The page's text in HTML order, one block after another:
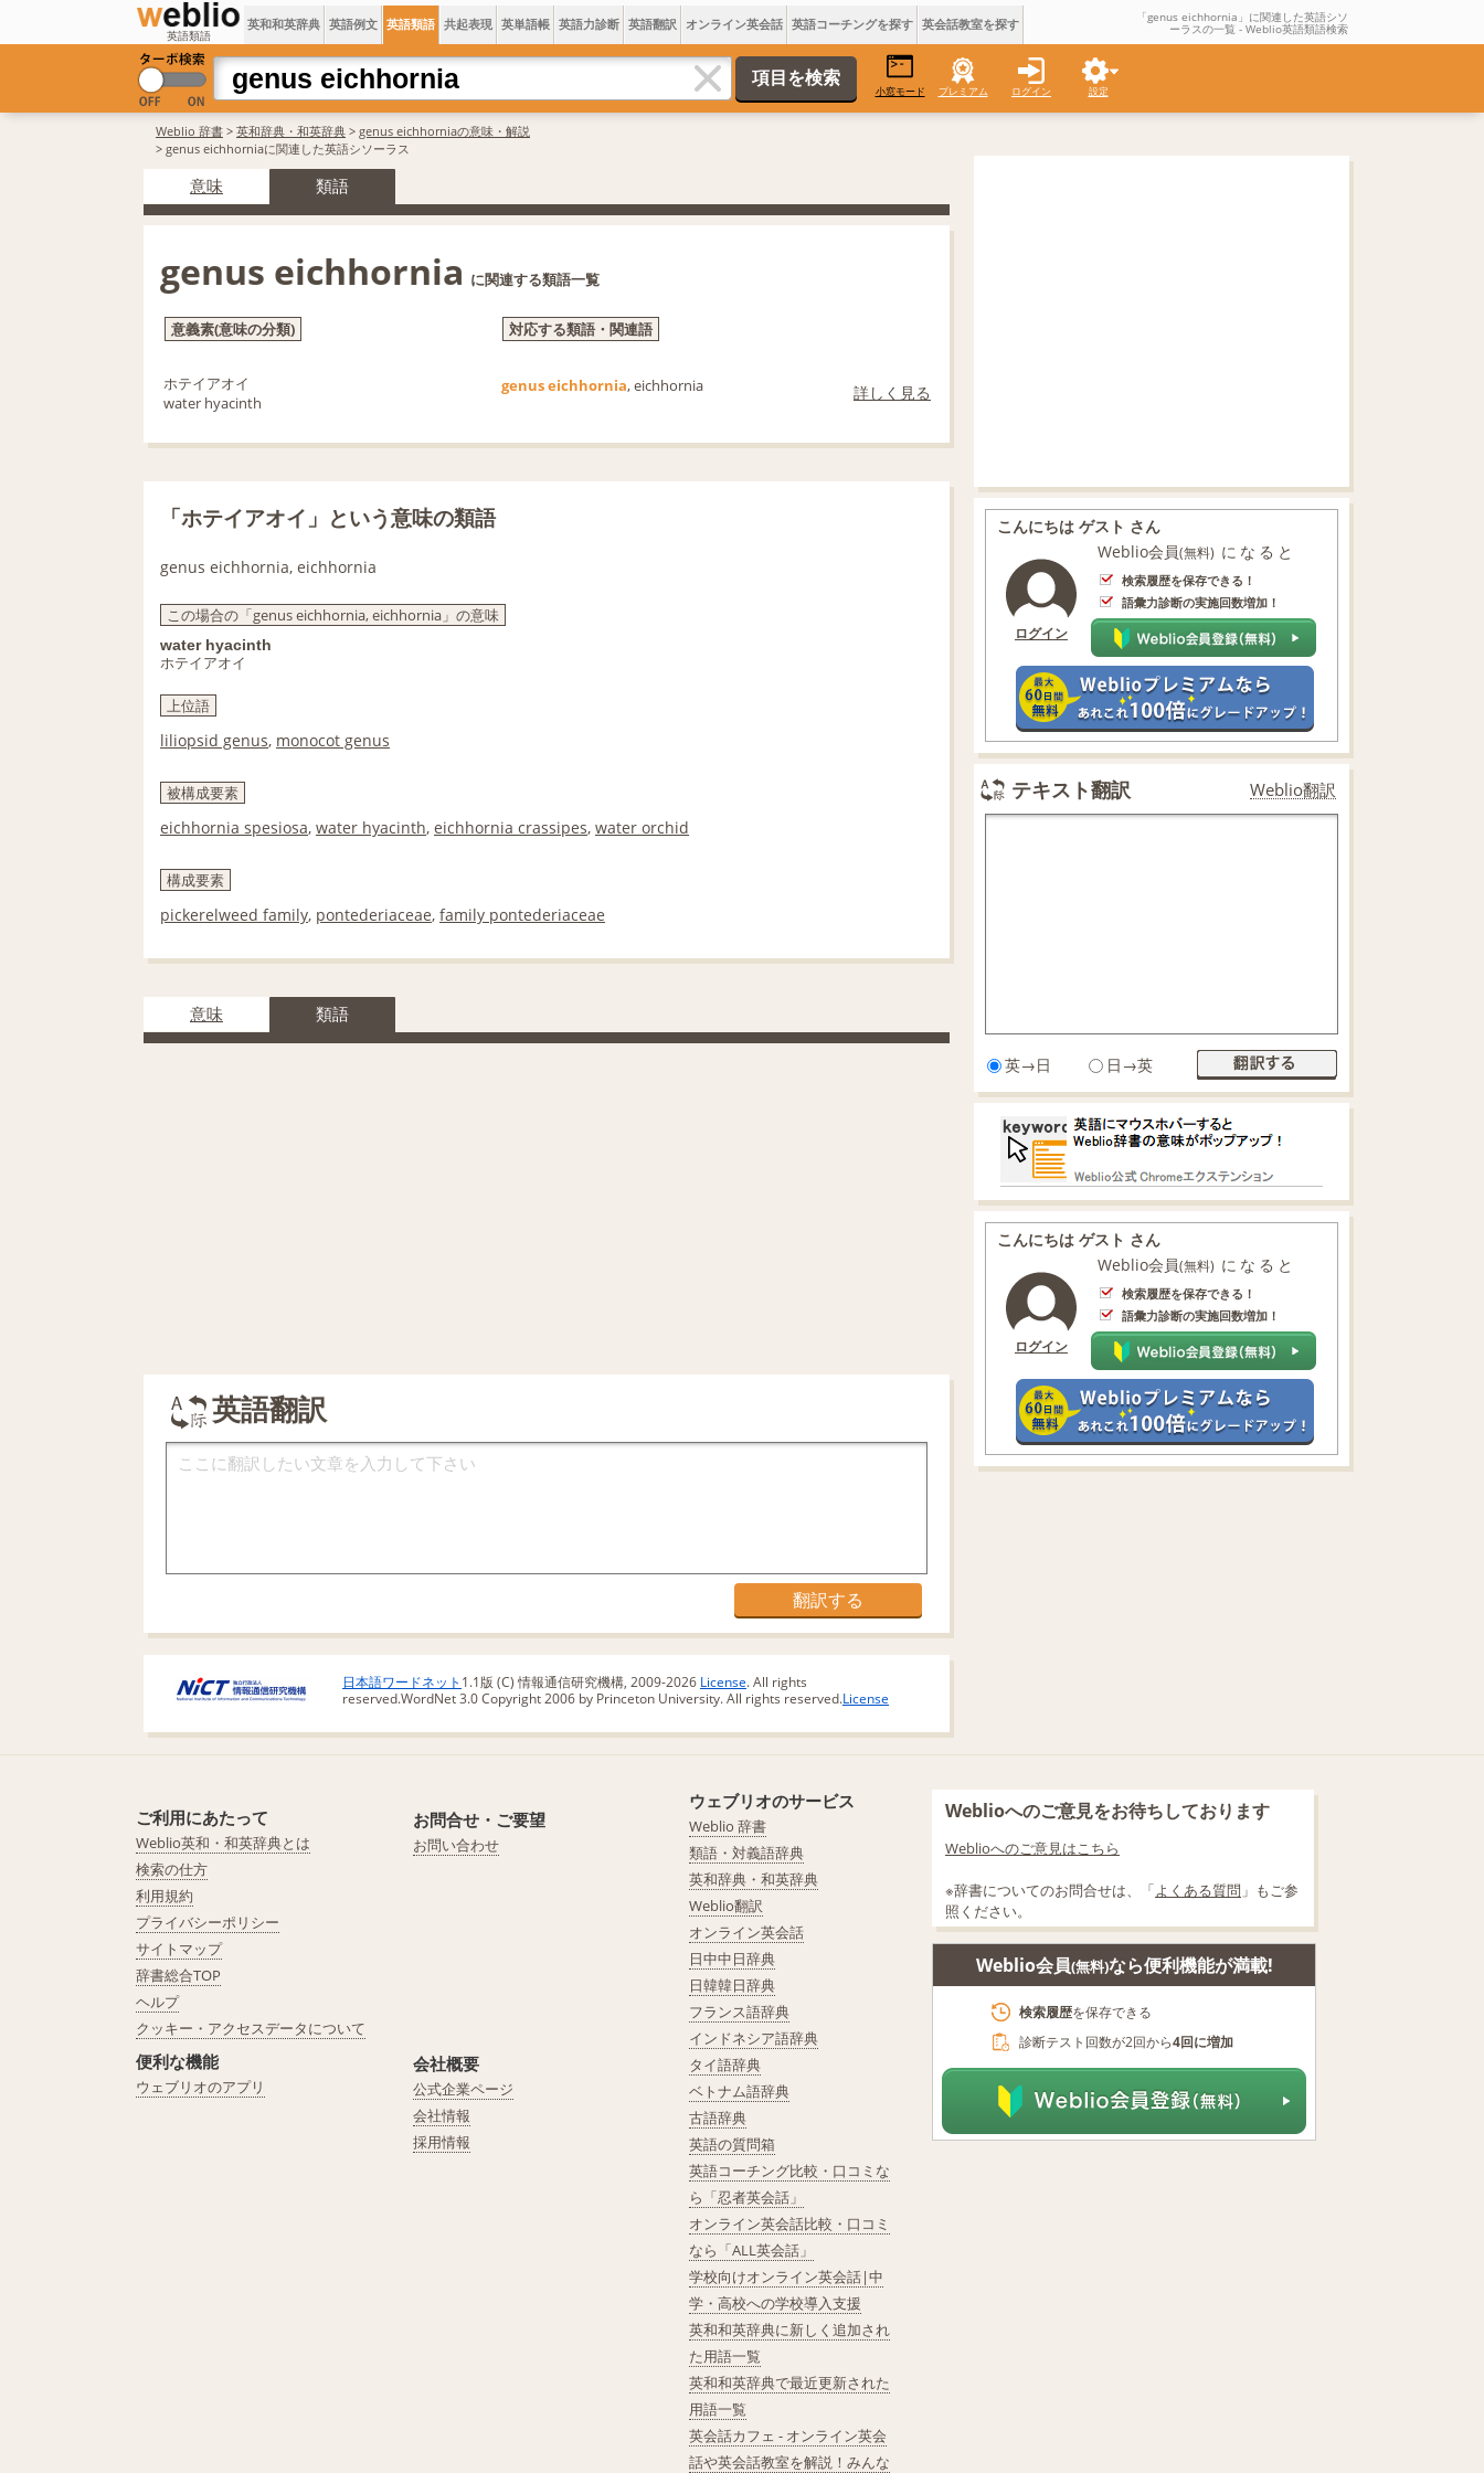
英語類語
英和和英辞典 英語例文 英語類語 共起表現 英単語帳 英語力診断 英語翻訳 オンライン英会話 英語コーチングを探す 英会話教室を探す 「genus eichhornia」に関連した英語シソ
ーラスの一覧 - Weblio英語類語検索
小窓モード プレミアム ログイン 設定
Weblio 辞書 > 英和辞典・和英辞典 > genus eichhorniaの意味・解説
> genus eichhorniaに関連した英語シソーラス
意味 類語
genus eichhornia に関連する類語一覧
意義素(意味の分類) 対応する類語・関連語
ホテイアオイ
water hyacinth
genus eichhornia, eichhornia 詳しく見る
「ホテイアオイ」という意味の類語
genus eichhornia, eichhornia
この場合の「genus eichhornia, eichhornia」の意味
water hyacinth
ホテイアオイ
上位語
liliopsid genus, monocot genus
被構成要素
eichhornia spesiosa, water hyacinth, eichhornia crassipes, water orchid
構成要素
pickerelweed family, pontederiaceae, family pontederiaceae
意味 類語
英語翻訳
日本語ワードネット 1.1版 (C) 情報通信研究機構, 2009-2026 License. All rights
reserved.WordNet 3.0 Copyright 2006 by Princeton University. All rights reserved.License
こんにちは ゲスト さん
ログイン
Weblio会員(無料) になると
検索履歴を保存できる！
語彙力診断の実施回数増加！
テキスト翻訳 Weblio翻訳
英→日 日→英
こんにちは ゲスト さん
ログイン
Weblio会員(無料) になると
検索履歴を保存できる！
語彙力診断の実施回数増加！
ご利用にあたって
Weblio英和・和英辞典とは
検索の仕方
利用規約
プライバシーポリシー
サイトマップ
辞書総合TOP
ヘルプ
クッキー・アクセスデータについて
便利な機能
ウェブリオのアプリ
お問合せ・ご要望
お問い合わせ
会社概要
公式企業ページ
会社情報
採用情報
ウェブリオのサービス
Weblio 辞書
類語・対義語辞典
英和辞典・和英辞典
Weblio翻訳
オンライン英会話
日中中日辞典
日韓韓日辞典
フランス語辞典
インドネシア語辞典
タイ語辞典
ベトナム語辞典
古語辞典
英語の質問箱
英語コーチング比較・口コミな
ら「忍者英会話」
オンライン英会話比較・口コミ
なら「ALL英会話」
学校向けオンライン英会話|中
学・高校への学校導入支援
英和和英辞典に新しく追加され
た用語一覧
英和和英辞典で最近更新された
用語一覧
英会話カフェ - オンライン英会
話や英会話教室を解説！みんな
Weblioへのご意見をお待ちしております
Weblioへのご意見はこちら
※辞書についてのお問合せは、「よくある質問 」もご参
照ください。
Weblio会員(無料)なら便利機能が満載!
検索履歴を保存できる
診断テスト回数が2回から4回に増加